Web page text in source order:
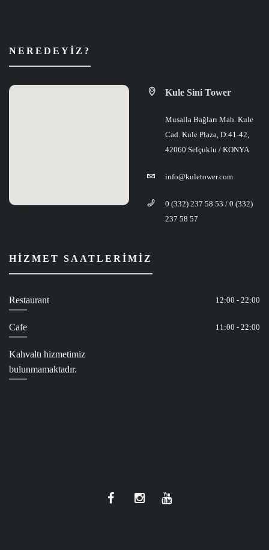
NEREDEYIZ?
Kule Sini Tower
Musalla Bağları Mah. Kule
Cad. Kule Plaza, D:41-42,
42060 Selçuklu / KONYA
info@kuletower.com
0 (332) 237 58 53 / 0 (332)
237 58 57
HIZMET SAATLERIMIZ
Restaurant 12:00 - 22:00
Cafe 11:00 - 22:00
Kahvaltı hizmetimiz
bulunmamaktadır.